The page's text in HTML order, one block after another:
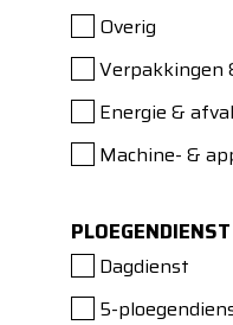
Overig
Energie & afval
Machine- &
PLOEGENDIENST
Dagdienst
5-